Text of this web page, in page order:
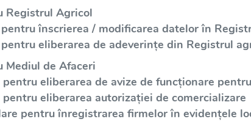
Registrul Agricol
înscrierea / modificarea datelor în
eliberarea de adeverințe din Registrul
Mediul de Afaceri
pentru eliberarea de avize de funcționare
pentru eliberarea autorizației de comercializare
pentru înregistrarea firmelor în evidențele